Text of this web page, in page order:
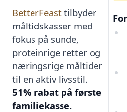
BetterFeast tilbyder
måltidskasser med
fokus på sunde,
proteinrige retter og
næringsrige måltider
til en aktiv livsstil.
51% rabat på første
familiekasse.